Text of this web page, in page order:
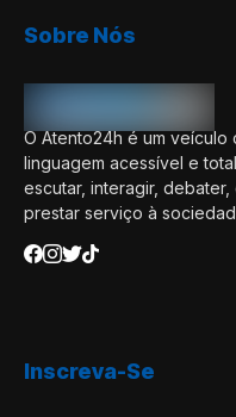
Sobre Nós
O Atento24h é um veículo
linguagem acessível e
escutar, interagir,
prestar serviço à
Inscreva-Se